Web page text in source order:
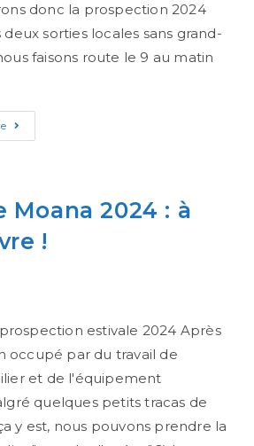
donc la prospection 2024
deux sorties locales sans grand-
faisons route le 9 au matin
Moana 2024 : à
!
estivale 2024 Après
occupé par du travail de
et de l'équipement
quelques petits tracas de
y est, nous pouvons prendre la